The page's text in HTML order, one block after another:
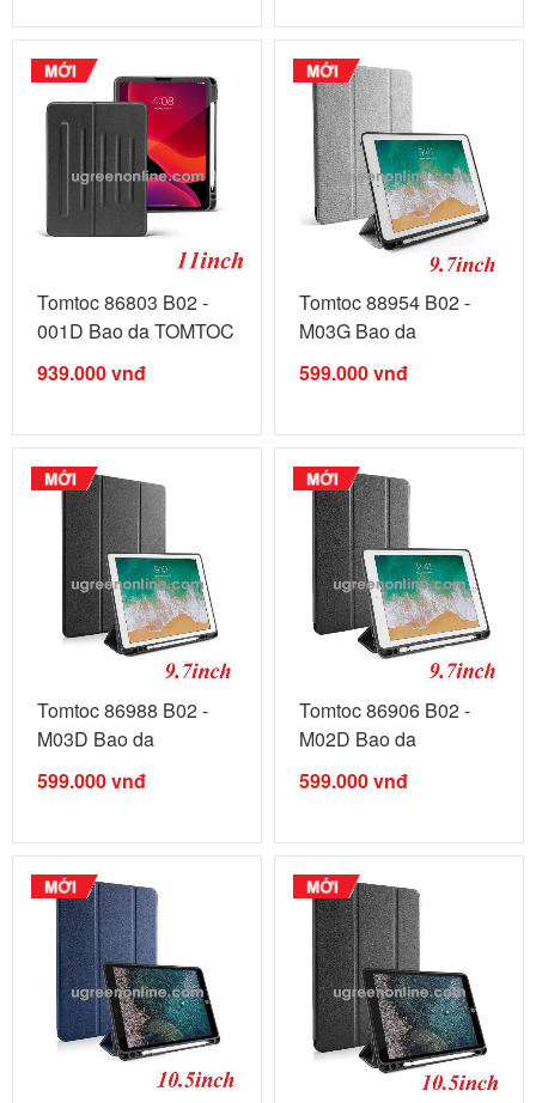
Tomtoc 86803 B02 -
001D Bao da TOMTOC
từ tính ...
939.000vnđ
Tomtoc 88954 B02 -
M03G Bao da
TOMTOC Smart cover
...
599.000vnđ
Tomtoc 86988 B02 -
M03D Bao da
TOMTOC Smart cover
...
599.000vnđ
Tomtoc 86906 B02 -
M02D Bao da
TOMTOC Smart cover
...
599.000vnđ